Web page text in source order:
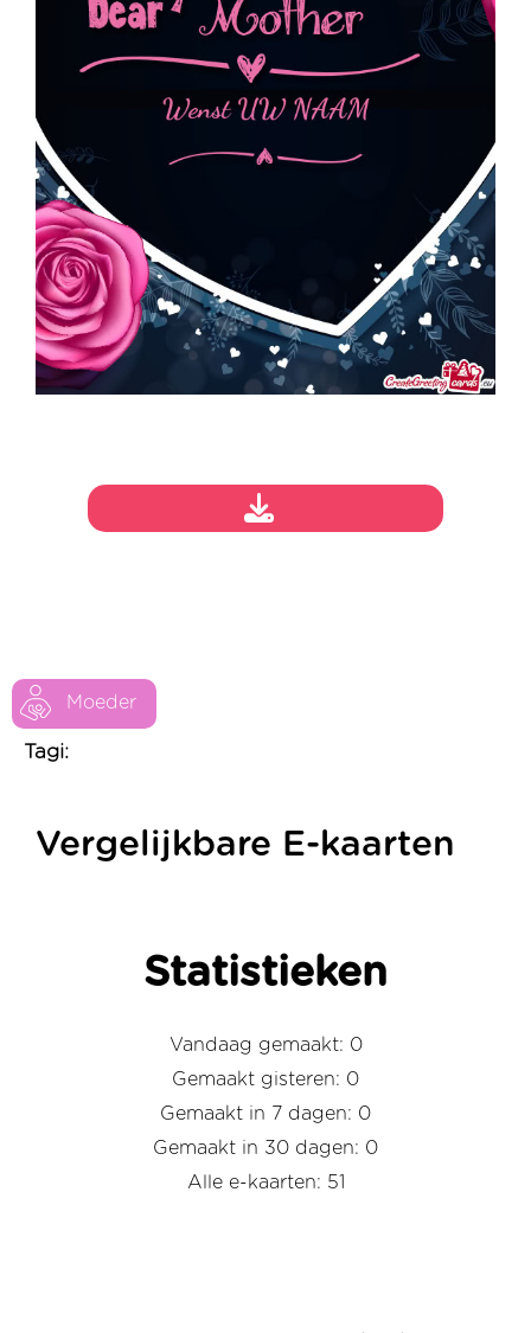
Moeder
Tagi:
Vergelijkbare E-kaarten
Statistieken
Vandaag gemaakt: 0
Gemaakt gisteren: 0
Gemaakt in 7 dagen: 0
Gemaakt in 30 dagen: 0
Alle e-kaarten: 51